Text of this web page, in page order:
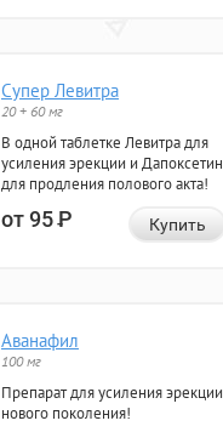
Супер Левитра
20 + 60 мг
В одной таблетке Левитра для
усиления эрекции и Дапоксетин
для продления полового акта!
от 95Р Купить
Аванафил
100 мг
Препарат для усиления эрекции
нового поколения!